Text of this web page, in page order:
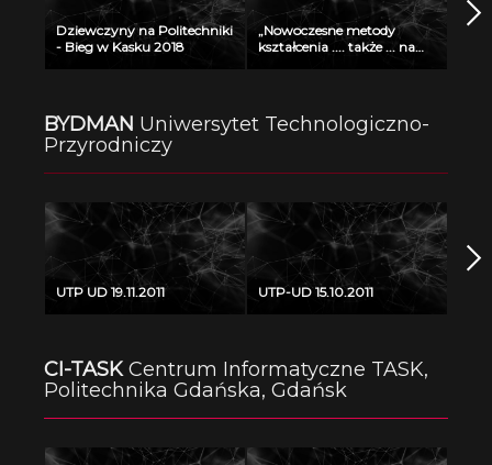
Dziewczyny na Politechniki
- Bieg w Kasku 2018
„Nowoczesne metody
kształcenia .... także ... na
BYDMAN Uniwersytet Technologiczno-
Przyrodniczy
UTP UD 19.11.2011 UTP-UD 15.10.2011
CI-TASKCentrum Informatyczne TASK,
Politechnika Gdańska, Gdańsk